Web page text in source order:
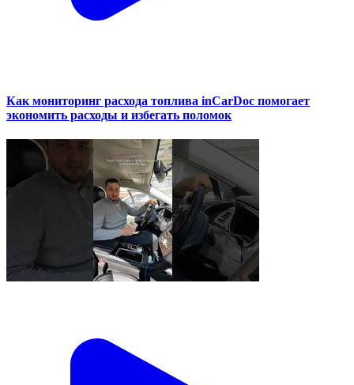
Как мониторинг расхода топлива inCarDoc помогает
экономить расходы и избегать поломок